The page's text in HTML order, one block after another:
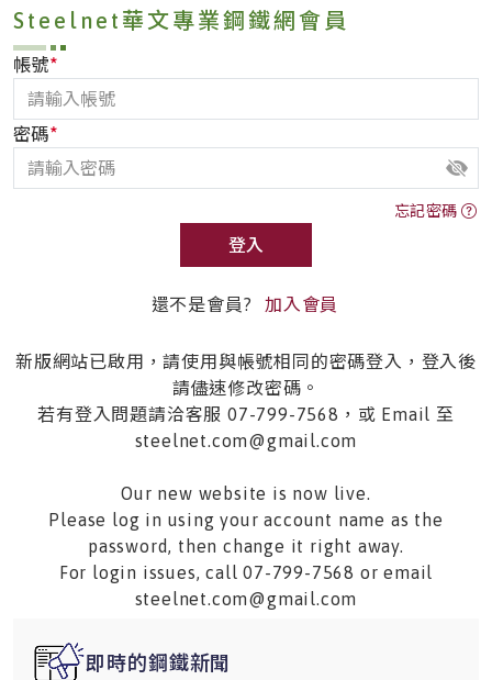
Steelnet華文專業鋼鐵網會員
帳號*
密碼*
忘記密碼
登入
還不是會員? 加入會員
新版網站已啟用，請使用與帳號相同的密碼登入，登入後
請儘速修改密碼。
若有登入問題請洽客服 07-799-7568，或 Email 至
steelnet.com@gmail.com
Our new website is now live.
Please log in using your account name as the
password, then change it right away.
For login issues, call 07-799-7568 or email
steelnet.com@gmail.com
即時的鋼鐵新聞